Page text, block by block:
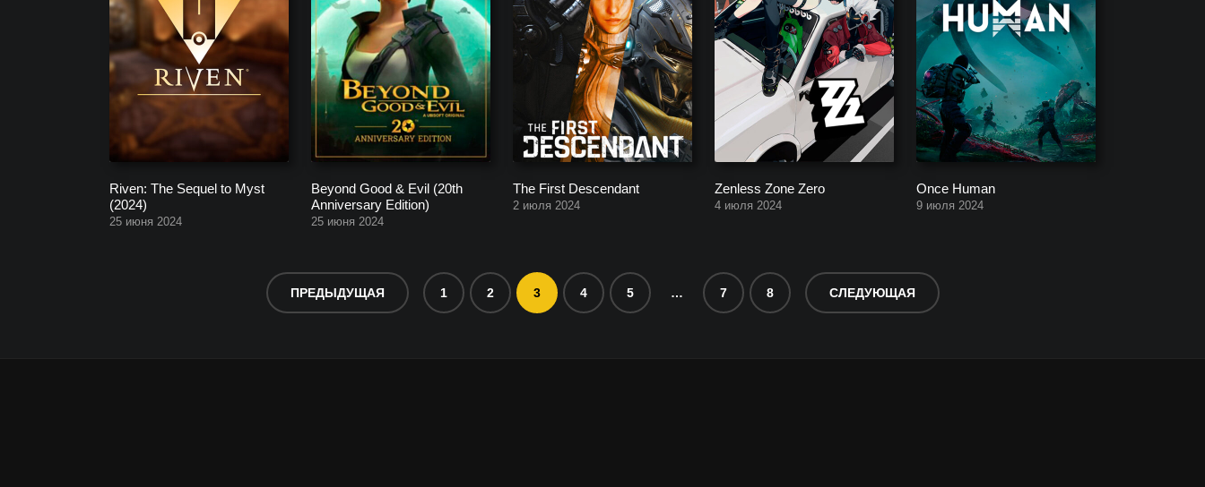
Riven: The Sequel to Myst
(2024)
25 июня 2024
Beyond Good & Evil (20th
Anniversary Edition)
25 июня 2024
The First Descendant
2 июля 2024
Zenless Zone Zero
4 июля 2024
Once Human
9 июля 2024
ПРЕДЫДУЩАЯ 1 2 3 4 5 … 7 8 СЛЕДУЮЩАЯ